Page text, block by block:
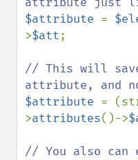
$attribute =
>$att;
// This will
$attribute =
>attributes()->